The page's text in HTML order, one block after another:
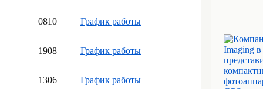
0810 График работы
1908 График работы
1306 График работы